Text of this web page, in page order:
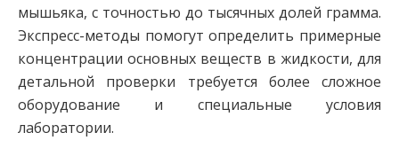
мышьяка, с точностью до тысячных долей грамма.
Экспресс-методы помогут определить примерные
концентрации основных веществ в жидкости, для
детальной проверки требуется более сложное
оборудование и специальные условия
лаборатории.